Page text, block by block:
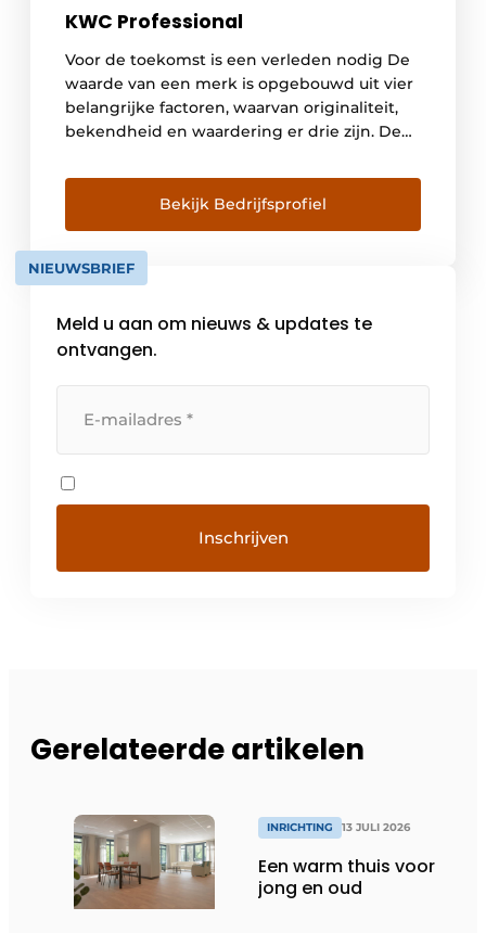
KWC Professional
Voor de toekomst is een verleden nodig De
waarde van een merk is opgebouwd uit vier
belangrijke factoren, waarvan originaliteit,
bekendheid en waardering er drie zijn. De
over een langere periode absoluut
hoogwaardig en betrouwbaar moet blijken
te zijn. De geschiedenis en continuïteit van
een merk worden steeds […]
Bekijk Bedrijfsprofiel
NIEUWSBRIEF
Meld u aan om nieuws & updates te
ontvangen.
Gerelateerde artikelen
INRICHTING 13 JULI 2026
Een warm thuis voor
jong en oud